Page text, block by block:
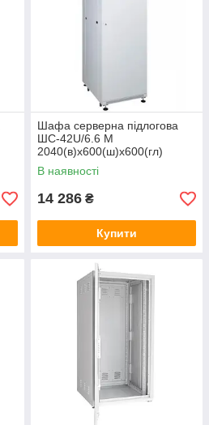
Шафа серверна підлогова
ШС-42U/6.6 M
2040(в)х600(ш)х600(гл)
В наявності
14 286 ₴
Купити